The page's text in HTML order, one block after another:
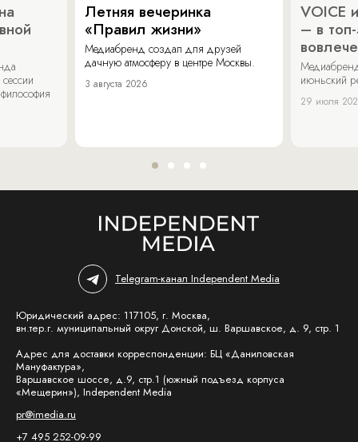
Летняя вечеринка
«Правил жизни»
Медиабренд создал для друзей
дачную атмосферу в центре Москвы.
3 августа 2026
VOICE
– в
июньский
29 июля
Telegram-канал Independent Media
Юридический адрес: 117105, г. Москва,
вн.тер.г. муниципальный округ Донской, ш. Варшавское, д. 9, стр. 1
Адрес для доставки корреспонденции: БЦ «Даниловская
Мануфактура»,
Варшавское шоссе, д.9, стр.1 (южный подъезд корпуса
«Мещерин»), Independent Media
pr@imedia.ru
+7 495 252-09-99